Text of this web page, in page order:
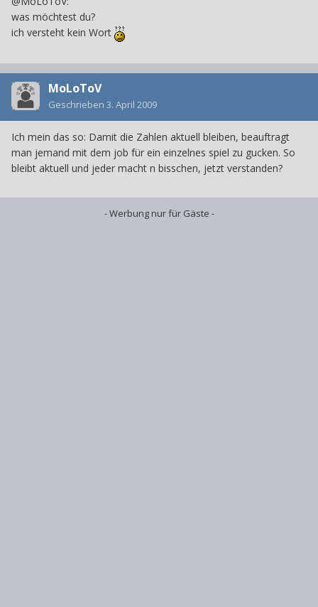
was möchtest du?
ich versteht kein Wort
MoLoToV
Geschrieben 3. April 2009
Ich mein das so: Damit die Zahlen aktuell bleiben, beauftragt
man jemand mit dem job für ein einzelnes spiel zu gucken. So
bleibt aktuell und jeder macht n bisschen, jetzt verstanden?
- Werbung nur für Gäste -